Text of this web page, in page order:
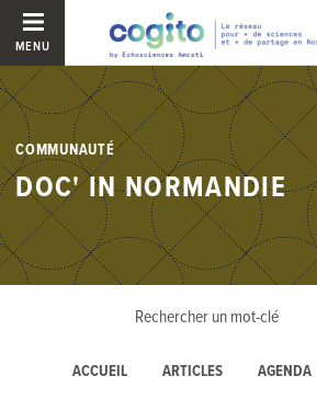
MENU
COMMUNAUTÉ
DOC' IN NORMANDIE
ACCUEIL ARTICLES AGENDA